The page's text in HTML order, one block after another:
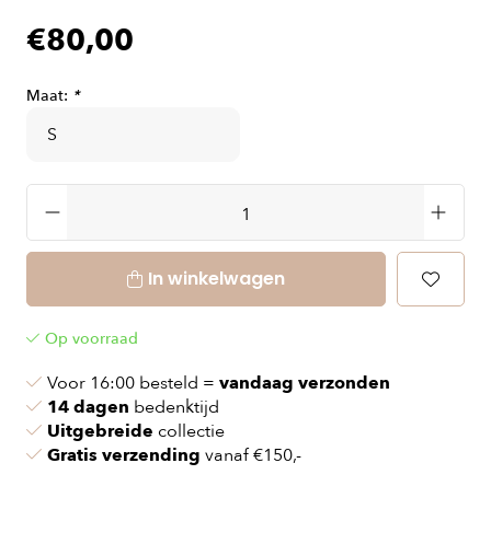
€80,00
Maat: *
In winkelwagen
Op voorraad
Voor 16:00 besteld = vandaag verzonden
14 dagen bedenktijd
Uitgebreide collectie
Gratis verzending vanaf €150,-